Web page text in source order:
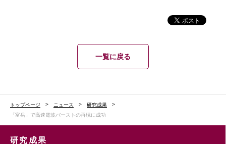
一覧に戻る
トップページ ニュース
研究成果
「富岳」で高速電波バーストの再現に成功
研究成果